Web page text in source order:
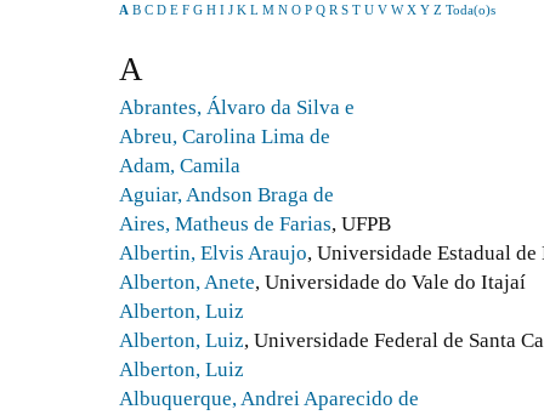
A B C D E F G H I J K L M N O P Q R S T U V W X Y Z Toda(o)s
A
Abrantes, Álvaro da Silva e
Abreu, Carolina Lima de
Adam, Camila
Aguiar, Andson Braga de
Aires, Matheus de Farias, UFPB
Albertin, Elvis Araujo, Universidade Estadual
Alberton, Anete, Universidade do Vale do Itajaí
Alberton, Luiz
Alberton, Luiz, Universidade Federal de Santa
Alberton, Luiz
Albuquerque, Andrei Aparecido de